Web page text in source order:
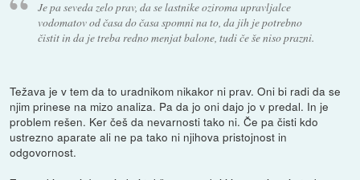
Je pa seveda zelo prav, da se lastnike oziroma upravljalce
vodomatov od časa do časa spomni na to, da jih je potrebno
čistit in da je treba redno menjat balone, tudi če še niso prazni.
Težava je v tem da to uradnikom nikakor ni prav. Oni bi radi da se
njim prinese na mizo analiza. Pa da jo oni dajo jo v predal. In je
problem rešen. Ker češ da nevarnosti tako ni. Če pa čisti kdo
ustrezno aparate ali ne pa tako ni njihova pristojnost in
odgovornost.